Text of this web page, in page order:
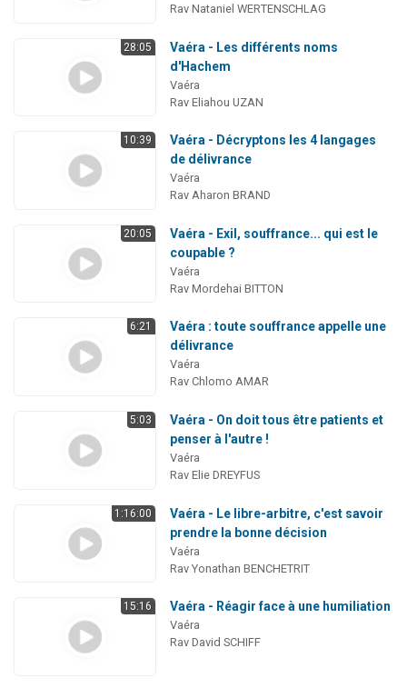
Rav Nataniel WERTENSCHLAG
28:05
Vaéra - Les différents noms
d'Hachem
Vaéra
Rav Eliahou UZAN
10:39
Vaéra - Décryptons les 4 langages
de délivrance
Vaéra
Rav Aharon BRAND
20:05
Vaéra - Exil, souffrance... qui est le
coupable ?
Vaéra
Rav Mordehai BITTON
6:21
Vaéra : toute souffrance appelle une
délivrance
Vaéra
Rav Chlomo AMAR
5:03
Vaéra - On doit tous être patients et
penser à l'autre !
Vaéra
Rav Elie DREYFUS
1:16:00
Vaéra - Le libre-arbitre, c'est savoir
prendre la bonne décision
Vaéra
Rav Yonathan BENCHETRIT
15:16 Vaéra - Réagir face à une humiliation
Vaéra
Rav David SCHIFF